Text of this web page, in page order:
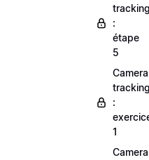
:
étape
5
Camera
:
1
Camera